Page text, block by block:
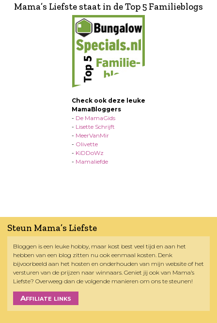
Mama’s Liefste staat in de Top 5 Familieblogs
Check ook deze leuke
MamaBloggers
- De MamaGids
- Lisette Schrijft
- MeerVanMir
- Olivette
- KiDDoWz
- Mamaliefde
Steun Mama’s Liefste
Bloggen is een leuke hobby, maar kost best veel tijd en aan het
hebben van een blog zitten nu ook eenmaal kosten. Denk
bijvoorbeeld aan het hosten en onderhouden van mijn website of het
versturen van de prijzen naar winnaars. Geniet jij ook van Mama’s
Liefste? Overweeg dan de volgende manieren om ons te steunen!
Affiliate links